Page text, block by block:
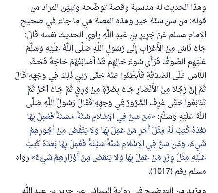
وهذا الحديث له مناسبة وقصة توضّحه وتبيّن المراد من
قوله: من سنّ سنّة خير وهذه القصة هي ما جاء في صحيح
الإمام مسلم عَنْ جَرِيرِ بْنِ عَبْدِ اللَّهِ راوي الحديث نفسه قَالَ:
جَاءَ نَاسٌ مِنْ الأَعْرَابِ إِلَى رَسُولِ اللَّهِ صَلَّى اللَّهُ عَلَيْهِ وَسَلَّمَ
عَلَيْهِمْ الصُّوفُ فَرَأَى سُوءَ حَالِهِمْ قَدْ أَصَابَتْهُمْ حَاجَةٌ فَحَثَّ
النَّاسَ عَلَى الصَّدَقَةِ فَأَبْطَئُوا عَنْهُ حَتَّى رُئِيَ ذَلِكَ فِي وَجْهِهِ قَالَ
ثُمَّ إِنَّ رَجُلا مِنْ الأَنْصَارِ جَاءَ بِصُرَّةٍ مِنْ وَرِقٍ ثُمَّ جَاءَ آخَرُ ثُمَّ
تَتَابَعُوا حَتَّى عُرِفَ السُّرُورُ فِي وَجْهِهِ فَقَالَ رَسُولُ اللَّهِ صَلَّى
اللَّهُ عَلَيْهِ وَسَلَّمَ: مَنْ سَنَّ فِي الإِسْلامِ سُنَّةً حَسَنَةً فَعُمِلَ بِهَا
بَعْدَهُ كُتِبَ لَهُ مِثْلُ أَجْرِ مَنْ عَمِلَ بِهَا وَلا يَنْقُصُ مِنْ أُجُورِهِمْ
شَيْءٌ، وَمَنْ سَنَّ فِي الإِسْلامِ سُنَّةً سَيِّئَةً فَعُمِلَ بِهَا بَعْدَهُ كُتِبَ
عَلَيْهِ مِثْلُ وِزْرِ مَنْ عَمِلَ بِهَا وَلا يَنْقُصُ مِنْ أَوْزَارِهِمْ شَيْءٌ رواه
مسلم رقم (1017).